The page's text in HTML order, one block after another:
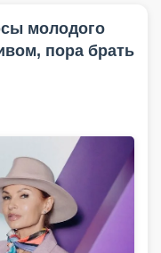
молодого
пора брать